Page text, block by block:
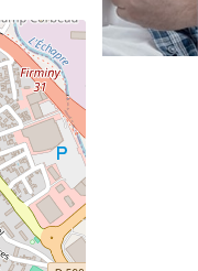
un
?